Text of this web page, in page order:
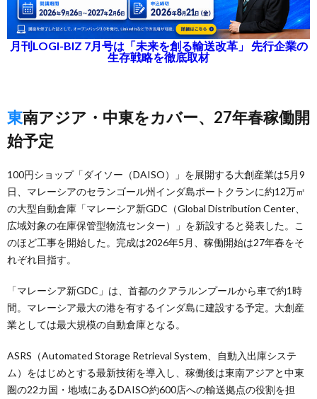
月刊LOGI-BIZ 7月号は「未来を創る輸送改革」 先行企業の
生存戦略を徹底取材
東南アジア・中東をカバー、27年春稼働開
始予定
100円ショップ「ダイソー（DAISO）」を展開する大創産業は5月9
日、マレーシアのセランゴール州インダ島ポートクランに約12万㎡
の大型自動倉庫「マレーシア新GDC（Global Distribution Center、
広域対象の在庫保管型物流センター）」を新設すると発表した。こ
のほど工事を開始した。完成は2026年5月、稼働開始は27年春をそ
れぞれ目指す。
「マレーシア新GDC」は、首都のクアラルンプールから車で約1時
間。マレーシア最大の港を有するインダ島に建設する予定。大創産
業としては最大規模の自動倉庫となる。
ASRS（Automated Storage Retrieval System、自動入出庫システ
ム）をはじめとする最新技術を導入し、稼働後は東南アジアと中東
圏の22カ国・地域にあるDAISO約600店への輸送拠点の役割を担